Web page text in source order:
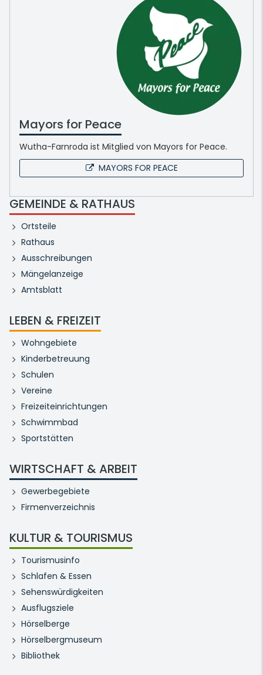
Mayors for Peace
Wutha-Farnroda ist Mitglied von Mayors for Peace.
MAYORS FOR PEACE
GEMEINDE & RATHAUS
Ortsteile
Rathaus
Ausschreibungen
Mängelanzeige
Amtsblatt
LEBEN & FREIZEIT
Wohngebiete
Kinderbetreuung
Schulen
Vereine
Freizeiteinrichtungen
Schwimmbad
Sportstätten
WIRTSCHAFT & ARBEIT
Gewerbegebiete
Firmenverzeichnis
KULTUR & TOURISMUS
Tourismusinfo
Schlafen & Essen
Sehenswürdigkeiten
Ausflugsziele
Hörselberge
Hörselbergmuseum
Bibliothek